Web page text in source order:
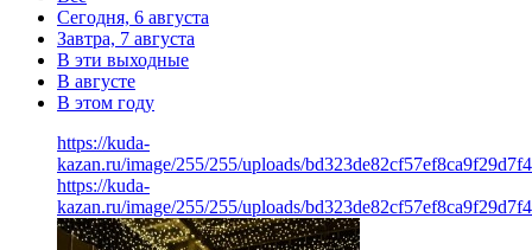
Сегодня, 6 августа
Завтра, 7 августа
В эти выходные
В августе
В этом году
https://kuda-
kazan.ru/image/255/255/uploads/
https://kuda-
kazan.ru/image/255/255/uploads/